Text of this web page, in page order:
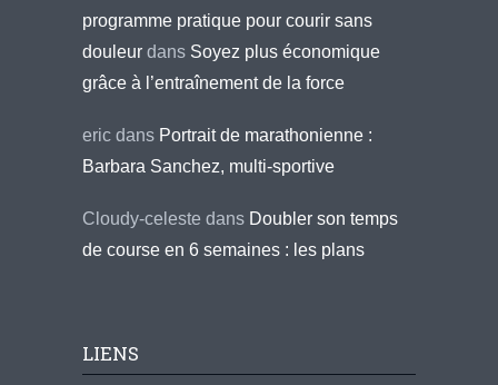
programme pratique pour courir sans
douleur dans Soyez plus économique
grâce à l’entraînement de la force
eric dans Portrait de marathonienne :
Barbara Sanchez, multi-sportive
Cloudy-celeste dans Doubler son temps
de course en 6 semaines : les plans
LIENS